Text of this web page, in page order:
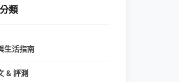
類
生活指南
& 評測